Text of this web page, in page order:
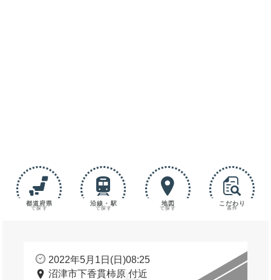
都道府県
で探す
沿線・駅
で探す
地図
で探す
こだわり
条件
2022年5月1日(日)08:25
沼津市下香貫柿原 付近